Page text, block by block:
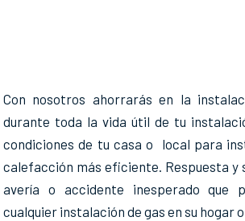
Con nosotros ahorrarás en la
durante toda la vida útil de tu
condiciones de tu casa o local para
calefacción más eficiente. Respuesta y
avería o accidente inesperado que
cualquier instalación de gas en su hogar